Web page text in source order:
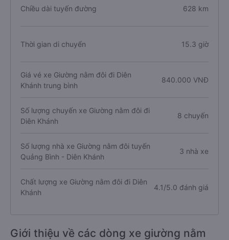
Chiều dài tuyến đường 628 km
Thời gian di chuyển 15.3 giờ
Giá vé xe Giường nằm đôi đi Diên
Khánh trung bình
840.000 VNĐ
Số lượng chuyến xe Giường nằm đôi đi
Diên Khánh
8 chuyến
Số lượng nhà xe Giường nằm đôi tuyến
Quảng Bình - Diên Khánh
3 nhà xe
Chất lượng xe Giường nằm đôi đi Diên
Khánh
4.1/5.0 đánh giá
Giới thiệu về các dòng xe giường nằm